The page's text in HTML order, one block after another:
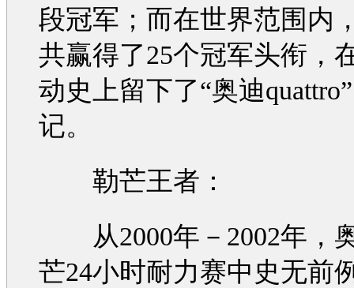
段冠军；而在世界范围内
共赢得了25个冠军头衔，
动史上留下了“奥迪
记。
勒芒王者：
从2000年－2002年，
芒24小时耐力赛中史无前